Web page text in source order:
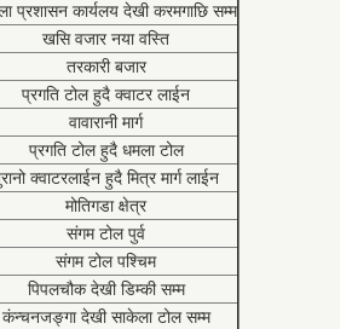
प्रशासन कार्यलय देखी करमगाछि सम्म
खसि वजार नया वस्ति
तरकारी बजार
प्रगति टोल हुदै क्वाटर लाईन
वावारानी मार्ग
प्रगति टोल हुदै धमला टोल
क्वाटरलाईन हुदै मित्र मार्ग लाईन
मोतिगडा क्षेत्र
संगम टोल पुर्व
संगम टोल पश्चिम
पिपलचौक देखी डिम्की सम्म
कंन्चनजङ्गा देखी साकेला टोल सम्म